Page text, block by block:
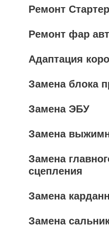
Ремонт
Ремонт фар
Адаптация
Замена блока
Замена ЭБУ
Замена
Замена
сцепления
Замена
Замена